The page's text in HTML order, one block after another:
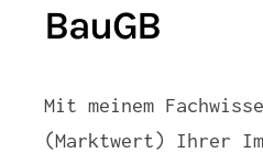
BauGB
Mit meinem
(Marktwert) Ihrer